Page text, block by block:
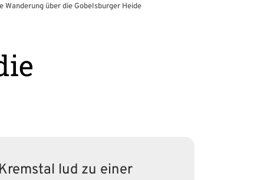
Wanderung über die Gobelsburger Heide
lud zu einer